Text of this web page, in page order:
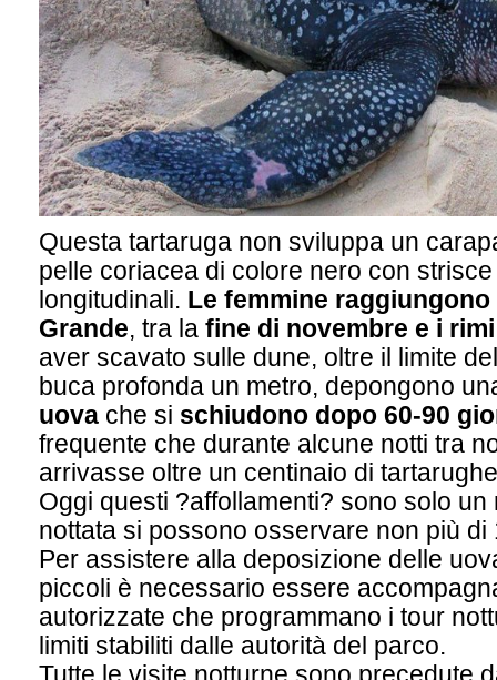
Questa tartaruga non sviluppa un
pelle coriacea di colore nero con
longitudinali. Le femmine
Grande, tra la fine di novembre e i
aver scavato sulle dune, oltre il limite
buca profonda un metro, depongono
uova che si schiudono dopo 60-90
frequente che durante alcune notti tra
arrivasse oltre un centinaio di
Oggi questi ?affollamenti? sono solo
nottata si possono osservare non più di
Per assistere alla deposizione delle
piccoli è necessario essere
autorizzate che programmano i tour
limiti stabiliti dalle autorità del parco.